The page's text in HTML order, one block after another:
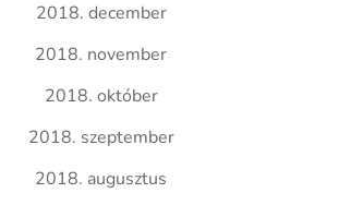
2018. december
2018. november
2018. október
2018. szeptember
2018. augusztus